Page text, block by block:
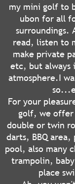
my mini golf to
ubon for all
surroundings.
read, listen to
make private
etc, but always
atmosphere.I
For your
golf, we offer
double or twin
darts, BBQ
pool, also many
trampolin,
place